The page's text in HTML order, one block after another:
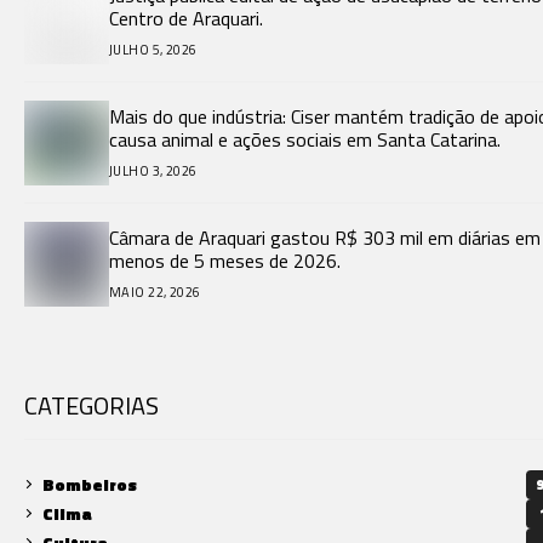
Centro de Araquari.
JULHO 5, 2026
Mais do que indústria: Ciser mantém tradição de
causa animal e ações sociais em Santa Catarina.
JULHO 3, 2026
Câmara de Araquari gastou R$ 303 mil em diárias em
menos de 5 meses de 2026.
MAIO 22, 2026
CATEGORIAS
Bombeiros
Clima